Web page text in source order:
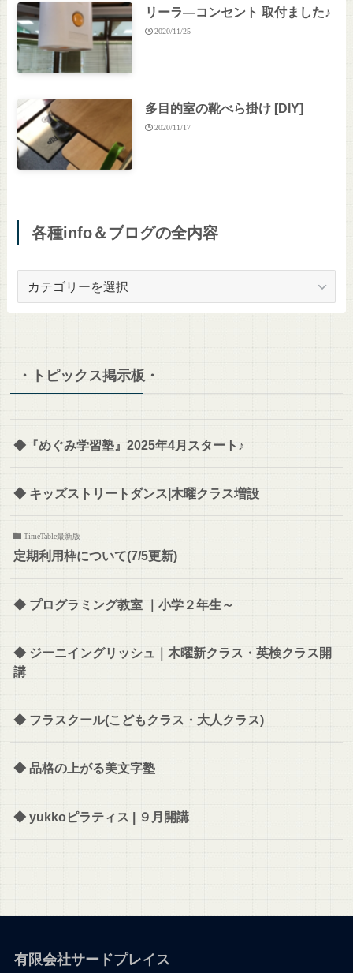
リーラ―コンセント 取付ました♪
2020/11/25
多目的室の靴べら掛け [DIY]
2020/11/17
各種info＆ブログの全内容
info
ロ
グ
の
全
内
・トピックス掲示板・
◆『めぐみ学習塾』2025年4月スタート♪
◆ キッズストリートダンス|木曜クラス増設
TimeTable最新版
定期利用枠について(7/5更新)
◆ プログラミング教室 ｜小学２年生～
◆ ジーニイングリッシュ｜木曜新クラス・英検クラス開
講
◆ フラスクール(こどもクラス・大人クラス)
◆ 品格の上がる美文字塾
◆ yukkoピラティス | ９月開講
有限会社サードプレイス